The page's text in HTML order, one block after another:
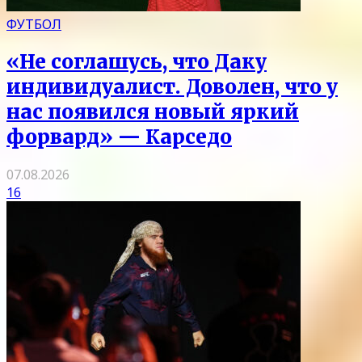
ФУТБОЛ
«Не соглашусь, что Даку
индивидуалист. Доволен, что у
нас появился новый яркий
форвард» — Карседо
07.08.2026
16